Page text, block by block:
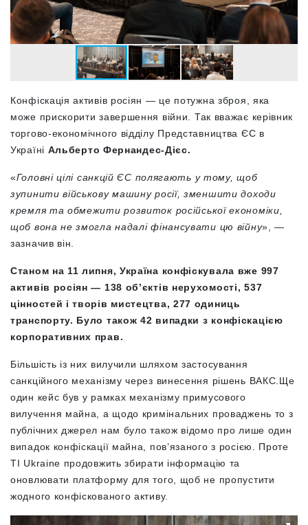
Конфіскація активів росіян — це потужна зброя, яка
може прискорити завершення війни.
Так вважає керівник
торгово-економічного відділу Представництва ЄС в
Україні Альберто Фернандес-Дієс.
«Головні цілі санкцій ЄС полягають у тому, щоб
зупинити військову машину росії, зменшити доходи
кремля та обмежити розвиток російської економіки,
щоб вона не змогла надалі фінансувати цю війну», —
зазначив він.
Станом на 11 липня, Україна конфіскувала вже 997
активів росіян — 138 об’єктів нерухомості, 537
цінностей і творів мистецтва, 277 одиниць
транспорту. Було також 42 випадки з конфіскацією
корпоративних прав.
Більшість із них вилучили шляхом застосування
санкційного механізму через винесення рішень ВАКС.Ще
один кейс був у рамках механізму примусового
вилучення майна, а щодо кримінальних проваджень то з
публічних джерел нам було також відомо про лише один
випадок конфіскації майна, пов’язаного з росією. Проте
ТІ Ukraine продовжить збирати інформацію та
оновлювати платформу для того, щоб не пропустити
жодного конфіскованого активу.